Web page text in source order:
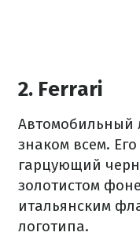
2. Ferrari
Автомобильный
знаком всем.
гарцующий
золотистом
итальянским
логотипа.